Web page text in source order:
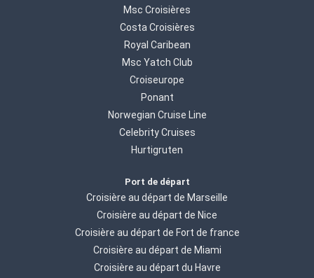
Msc Croisières
Costa Croisières
Royal Caribean
Msc Yatch Club
Croiseurope
Ponant
Norwegian Cruise Line
Celebrity Cruises
Hurtigruten
Port de départ
Croisière au départ de Marseille
Croisière au départ de Nice
Croisière au départ de Fort de france
Croisière au départ de Miami
Croisière au départ du Havre